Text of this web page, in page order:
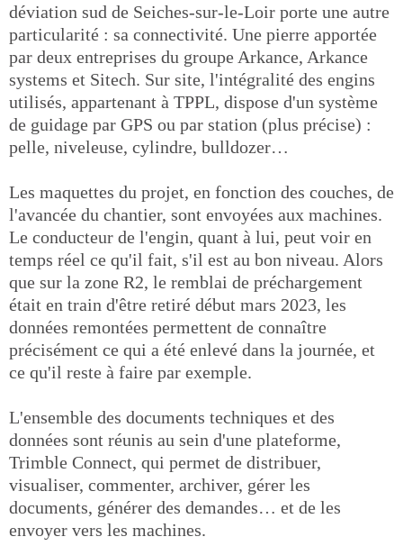
déviation sud de Seiches-sur-le-Loir porte une autre
particularité : sa connectivité. Une pierre apportée
par deux entreprises du groupe Arkance, Arkance
systems et Sitech. Sur site, l'intégralité des engins
utilisés, appartenant à TPPL, dispose d'un système
de guidage par GPS ou par station (plus précise) :
pelle, niveleuse, cylindre, bulldozer…
Les maquettes du projet, en fonction des couches, de
l'avancée du chantier, sont envoyées aux machines.
Le conducteur de l'engin, quant à lui, peut voir en
temps réel ce qu'il fait, s'il est au bon niveau. Alors
que sur la zone R2, le remblai de préchargement
était en train d'être retiré début mars 2023, les
données remontées permettent de connaître
précisément ce qui a été enlevé dans la journée, et
ce qu'il reste à faire par exemple.
L'ensemble des documents techniques et des
données sont réunis au sein d'une plateforme,
Trimble Connect, qui permet de distribuer,
visualiser, commenter, archiver, gérer les
documents, générer des demandes… et de les
envoyer vers les machines.